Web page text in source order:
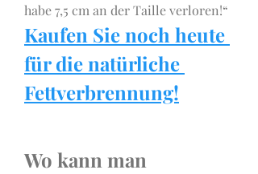
habe 7,5 cm an der Taille verloren!“
Kaufen Sie noch heute
für die natürliche
Fettverbrennung!
Wo kann man